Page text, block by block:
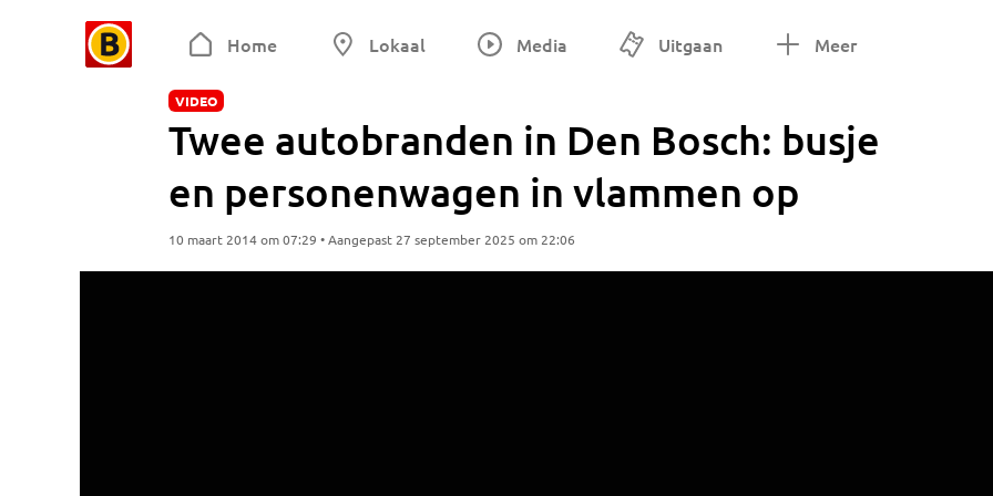
Home Lokaal Media Uitgaan Meer
VIDEO
Twee autobranden in Den Bosch: busje
en personenwagen in vlammen op
10 maart 2014 om 07:29 • Aangepast 27 september 2025 om 22:06